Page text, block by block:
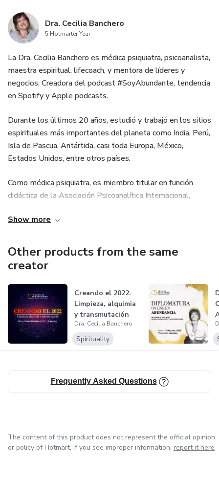
Dra. Cecilia Banchero
5 Hotmarter Year
La Dra. Cecilia Banchero es médica psiquiatra, psicoanalista,
maestra espiritual, lifecoach, y mentora de líderes y
negocios. Creadora del podcast #SoyAbundante, tendencia
en Spotify y Apple podcasts.
Durante los últimos 20 años, estudió y trabajó en los sitios
espirituales más importantes del planeta como India, Perú,
Isla de Pascua, Antártida, casi toda Europa, México,
Estados Unidos, entre otros países.
Como médica psiquiatra, es miembro titular en función
didáctica de la Asociación Psicoanalítica Internacional,
meditación.
Hoy, como lifecoach y maestra espiritual, las causas que
más la motivan actualmente son la integración de técnicas
ancestrales provenientes de las culturas y civilizaciones
más antiguas del planeta, con las técnicas más modernas
como el psicoanálisis, la neurobiología y la física cuántica.
Show more
Other products from the same
creator
Creando el 2022:
Limpieza, alquimia
y transmutación
Dra. Cecilia Banchero
Spirituality
Frequently Asked Questions
The content of this product does not represent the official opinion
or policy of Hotmart. If you see improper information, report it here